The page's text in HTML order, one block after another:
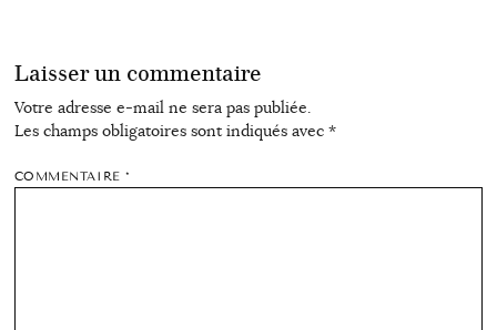
Laisser un commentaire
Votre adresse e-mail ne sera pas publiée.
Les champs obligatoires sont indiqués avec *
COMMENTAIRE*